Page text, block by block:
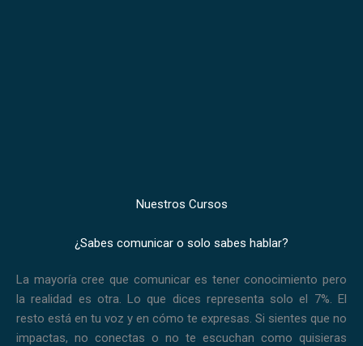
Nuestros Cursos
¿Sabes comunicar o solo sabes hablar?
La mayoría cree que comunicar es tener conocimiento pero
la realidad es otra.Lo que dices representa solo el 7%. El
resto está en tu voz y en cómo te expresas. Si sientes que no
impactas, no conectas o no te escuchan como quisieras